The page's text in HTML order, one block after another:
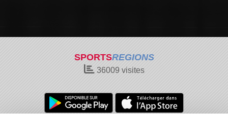
SPORTSREGIONS
36009 visites